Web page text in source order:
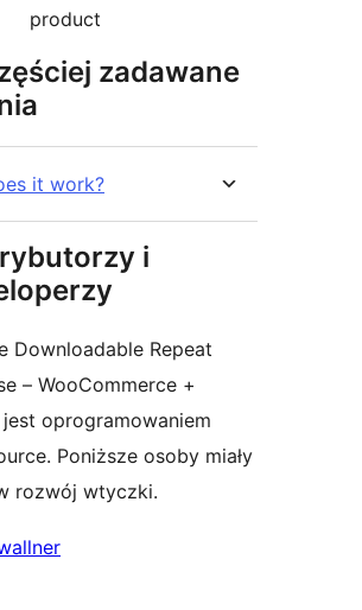
product
zadawane
it work?
i
Downloadable Repeat
– WooCommerce +
jest oprogramowaniem
Poniższe osoby miały
rozwój wtyczki.